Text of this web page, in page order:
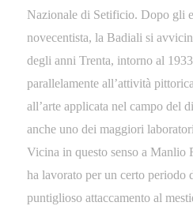
Nazionale di Setificio. Dopo gli
novecentista, la Badiali si
degli anni Trenta, intorno al
parallelamente all’attività
all’arte applicata nel campo del
anche uno dei maggiori
Vicina in questo senso a Manlio
ha lavorato per un certo periodo
puntiglioso attaccamento al